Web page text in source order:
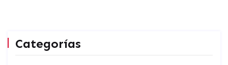
Categorías